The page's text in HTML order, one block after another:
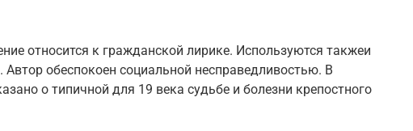
относится к гражданской лирике. Используются такжеи
обеспокоен социальной несправедливостью. В
о типичной для 19 века судьбе и болезни крепостного